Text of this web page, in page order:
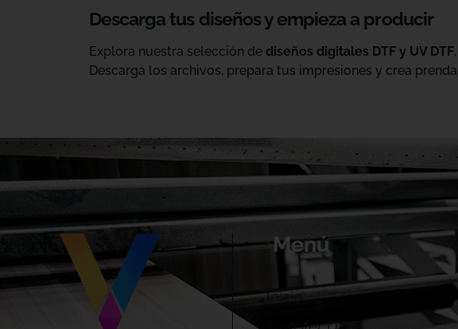
Descarga tus diseños y empieza a producir
Explora nuestra selección de diseños digitales DTF y UV DTF
Descarga los archivos, prepara tus impresiones y crea
Menú
Inicio